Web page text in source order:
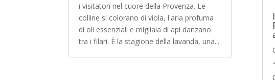
i visitatori nel cuore della Provenza. Le
colline si colorano di viola, l'aria profuma
di oli essenziali e migliaia di api danzano
tra i filari. È la stagione della lavanda, una...